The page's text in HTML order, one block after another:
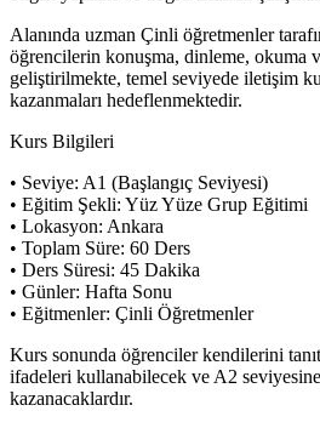
Alanında uzman Çinli öğretmenler
öğrencilerin konuşma, dinleme, okuma
geliştirilmekte, temel seviyede iletişim
kazanmaları hedeflenmektedir.
Kurs Bilgileri
• Seviye: A1 (Başlangıç Seviyesi)
• Eğitim Şekli: Yüz Yüze Grup Eğitimi
• Lokasyon: Ankara
• Toplam Süre: 60 Ders
• Ders Süresi: 45 Dakika
• Günler: Hafta Sonu
• Eğitmenler: Çinli Öğretmenler
Kurs sonunda öğrenciler kendilerini
ifadeleri kullanabilecek ve A2
kazanacaklardır.